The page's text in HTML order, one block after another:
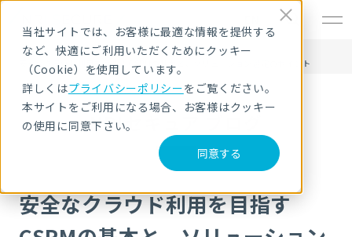
当社サイトでは、お客様に最適な情報を提供する
など、快適にご利用いただくためにクッキー
（Cookie）を使用しています。
詳しくはプライバシーポリシーをご覧ください。
本サイトをご利用になる場合、お客様はクッキー
の使用に同意下さい。
同意する
HOME
NRIセキュア ブログ
安全なクラウド利用を目指すCSPMの基本と、ソリューション選定のポイント
NRIセキュア ブログ
安全なクラウド利用を目指す